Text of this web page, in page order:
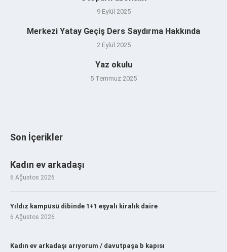
9 Eylül 2025
Merkezi Yatay Geçiş Ders Saydırma Hakkında
2 Eylül 2025
Yaz okulu
5 Temmuz 2025
Son İçerikler
Kadın ev arkadaşı
6 Ağustos 2026
Yıldız kampüsü dibinde 1+1 eşyalı kiralık daire
6 Ağustos 2026
Kadın ev arkadaşı arıyorum / davutpaşa b kapısı